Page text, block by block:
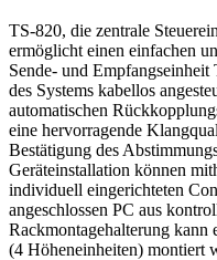
TS-820, die zentrale
ermöglicht einen einfachen
Sende- und
des Systems kabellos
automatischen
eine hervorragende
Bestätigung des
Geräteinstallation können
individuell eingerichteten
angeschlossen PC aus
Rackmontagehalterung kann
(4 Höheneinheiten) montiert